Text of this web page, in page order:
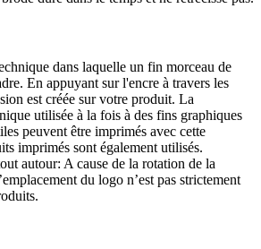
dans laquelle un fin morceau de
En appuyant sur l'encre à travers les
est créée sur votre produit. La
utilisée à la fois à des fins graphiques
peuvent être imprimés avec cette
imprimés sont également utilisés.
autour: A cause de la rotation de la
du logo n’est pas strictement